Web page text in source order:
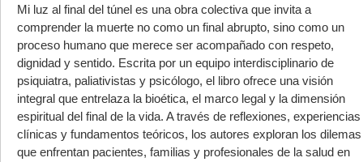
Mi luz al final del túnel es una obra colectiva que invita a
comprender la muerte no como un final abrupto, sino como un
proceso humano que merece ser acompañado con respeto,
dignidad y sentido. Escrita por un equipo interdisciplinario de
psiquiatra, paliativistas y psicólogo, el libro ofrece una visión
integral que entrelaza la bioética, el marco legal y la dimensión
espiritual del final de la vida. A través de reflexiones, experiencias
clínicas y fundamentos teóricos, los autores exploran los dilemas
que enfrentan pacientes, familias y profesionales de la salud en